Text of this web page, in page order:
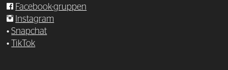
Facebook-gruppen
Instagram
•Snapchat
•
TikTok